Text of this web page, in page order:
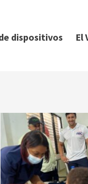
dispositivos
El